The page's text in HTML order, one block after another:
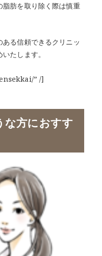
肪を取り除く際は慎重
る信頼できるクリニッ
たします。
” /]
な方におすす